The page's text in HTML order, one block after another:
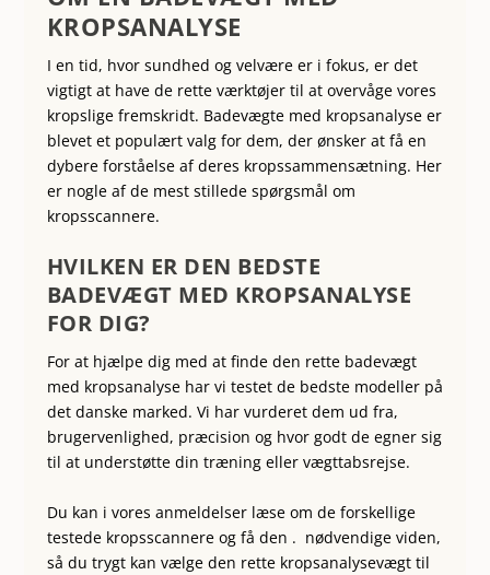
KROPSANALYSE
I en tid, hvor sundhed og velvære er i fokus, er det
vigtigt at have de rette værktøjer til at overvåge vores
kropslige fremskridt. Badevægte med kropsanalyse er
blevet et populært valg for dem, der ønsker at få en
dybere forståelse af deres kropssammensætning. Her
er nogle af de mest stillede spørgsmål om
kropsscannere.
HVILKEN ER DEN BEDSTE
BADEVÆGT MED KROPSANALYSE
FOR DIG?
For at hjælpe dig med at finde den rette badevægt
med kropsanalyse har vi testet de bedste modeller på
det danske marked. Vi har vurderet dem ud fra,
brugervenlighed, præcision og hvor godt de egner sig
til at understøtte din træning eller vægttabsrejse.
Du kan i vores anmeldelser læse om de forskellige
testede kropsscannere og få den . nødvendige viden,
så du trygt kan vælge den rette kropsanalysevægt til